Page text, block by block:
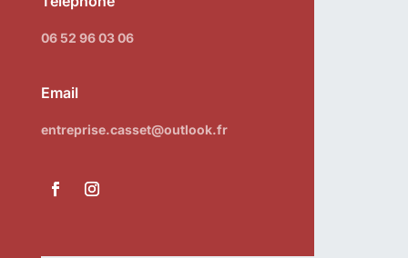
06 52 96 03 06
Email
entreprise.casset@outlook.fr